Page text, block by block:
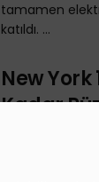
tamamen
katıldı. ...
New York
Kadar